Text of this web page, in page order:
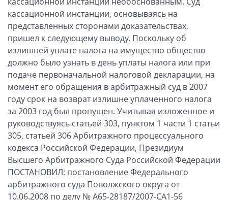
кассационной инстанции, основываясь на
представленных сторонами доказательствах,
пришел к следующему выводу. Поскольку об
излишней уплате налога на имущество общество
должно было узнать в день уплаты налога или при
подаче первоначальной налоговой декларации, на
момент его обращения в арбитражный суд в 2007
году срок на возврат излишне уплаченного налога
за 2003 год был пропущен. Учитывая изложенное и
руководствуясь статьей 303, пунктом 1 части 1 статьи
305, статьей 306 Арбитражного процессуального
кодекса Российской Федерации, Президиум
Высшего Арбитражного Суда Российской Федерации
ПОСТАНОВИЛ: постановление Федерального
арбитражного суда Поволжского округа от
10.06.2008 по делу № А65-28187/2007-СА1-56